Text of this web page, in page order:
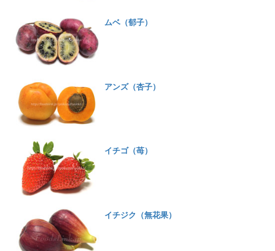
ムベ（郁子）
アンズ（杏子）
イチゴ（苺）
イチジク（無花果）